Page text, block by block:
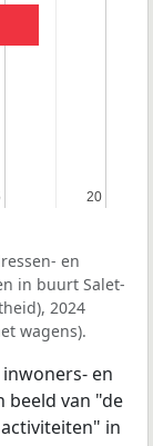
20
20
en
in buurt Salet-
2024
wagens).
en
beeld van "de
in